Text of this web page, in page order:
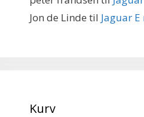
Jon de Linde til Jaguar
Kurv